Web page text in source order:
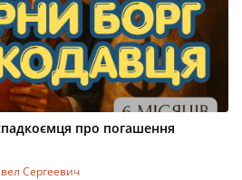
про погашення
Сергеевич